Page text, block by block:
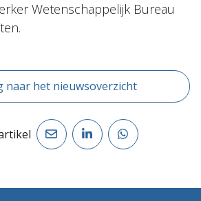
Wetenschappelijk Bureau
naar het nieuwsoverzicht